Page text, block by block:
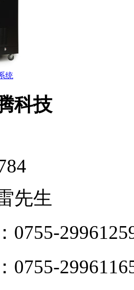
统
科技
先生
0755-
0755-